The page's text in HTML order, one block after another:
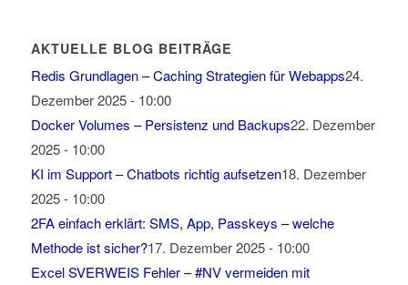
AKTUELLE BLOG BEITRÄGE
Redis Grundlagen – Caching Strategien für Webapps24.
Dezember 2025 - 10:00
Docker Volumes – Persistenz und Backups22. Dezember
2025 - 10:00
KI im Support – Chatbots richtig aufsetzen18. Dezember
2025 - 10:00
2FA einfach erklärt: SMS, App, Passkeys – welche
Methode ist sicher?17. Dezember 2025 - 10:00
Excel SVERWEIS Fehler – #NV vermeiden mit